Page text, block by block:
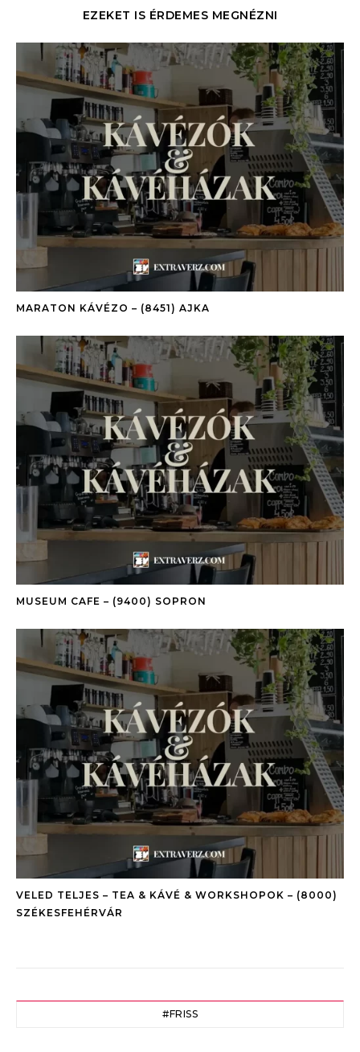
EZEKET IS ÉRDEMES MEGNÉZNI
MARATON KÁVÉZO – (8451) AJKA
MUSEUM CAFE – (9400) SOPRON
VELED TELJES – TEA & KÁVÉ & WORKSHOPOK – (8000)
SZÉKESFEHÉRVÁR
#FRISS